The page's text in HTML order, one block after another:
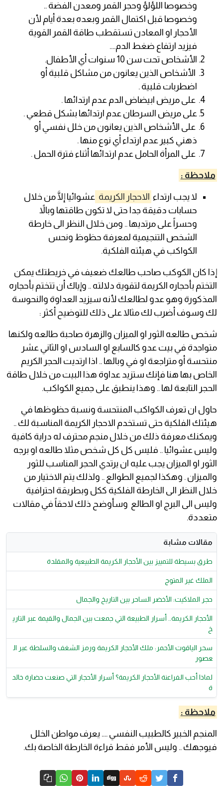
وخصوصا اللؤلؤ وحجر القمر ومعدن الفضة ..
وخصوصا قبل اكتمال القمر وبعده بعدة أيام لأن
الأحجار او المعادن تستقطب طاقة القمر القوية
فيزيد ارتفاع ضغط الدم….
الأشخاص تحت سن 10 سنوات أي الأطفال.
الأشخاص الذين يعانون من مشاكل قلبية أو
اضطربات قلبية .
على مريض ابيضاض الدم عدم ارتدائها .
على مريض السرطان عدم ارتدائها بشكل قطعي .
على الأشخاص الذين يعانون من خلل نفسي أو
ذهني كبير عدم ارتداء أي نوع منها .
على المرأة الحامل عدم ارتدائها أثناء فترة الحمل .
ملاحظة :
لا يجب ارتداء الاحجار الكريمة عشوائيا إلَّا من خلال
حسابات دقيقة جدا حتى لا تكون طاقتها وبالاً
وحسراً على مرتديها .. ومن خلال النظر الى خارطة
الشخص التنجيمية لمعرفة حظوظ ونحس
الكواكب في هيئته الفلكية.
إذا كان الكوكب صاحب طالعك ضعيف في خريطتك يمكن
التختم بأحجاره الكريمة لتقوية دلالته .. وإياك أن تتختم بأحجاره
المذكورة وهو عدو لطالعك لأنه سيزيد العداوة والنحوسة
لك وسوف أضرب لك مثالا على ذلك للتوضيح أكثر :
شخص طالعه الثور او الميزان والزهرة صاحبة طالعه ولكنها
متواجدة في بيت عدو كالسابع او السادس او الثاني عشر
منتحسة أو متراجعة او في وبالها .. اذا ارتديت الحجر الكريم
الخاص بها هنا فإنك ستزيد عداوة هذا البيت من خلال طاقة
الحجر التابعة لها .. وهذا ينطبق على جميع الكواكب.
حاول ان تعرف الكواكب المنتحسة ونسبة حظوظها في
هيئتك الفلكية حتى تستخدم الاحجار الكريمة المناسبة لك ..
ويمكنك معرفة ذلك من خلال منجم محترف له دراية كافية
وليس عشوائيا .. فليس كل كل شخص مثلا طالعه او برجه
الثور او الميزان يجب عليه ان يرتدي الحجر المناسب للثور
والميزان . وهكذا لجميع الطوالع .. ولذلك يتم الاختيار من
خلال النظر الى الخارطة الفلكية ككل وبطريقة احترافية
وليس الى البرج او الطالع وسأوضح ذلك لاحقاً في مقالات
متعددة.
مقالات مشابة
طرق بسيطة للتمييز بين الأحجار الكريمة الطبيعية والمقلدة
الملك غير المتوج
حجر الملاكيت: الأخضر الساحر بين التاريخ والجمال
الأحجار الكريمة.. أسرار الطبيعة التي جمعت بين الجمال والقيمة عبر التاري
خ
​سحر الياقوت الأحمر: ملك الأحجار الكريمة ورمز الشغف والسلطة عبر ال
عصور
لماذا أحب الفراعنة الأحجار الكريمة؟ أسرار الأحجار التي صنعت حضارة خالد
ة
ملاحظة :
المنجم الخبير كالطبيب النفسي …. يعرف مواطن الخلل
فيوجهك .. وليس الأمر فقط قراءة الخارطة الخاصة بك.